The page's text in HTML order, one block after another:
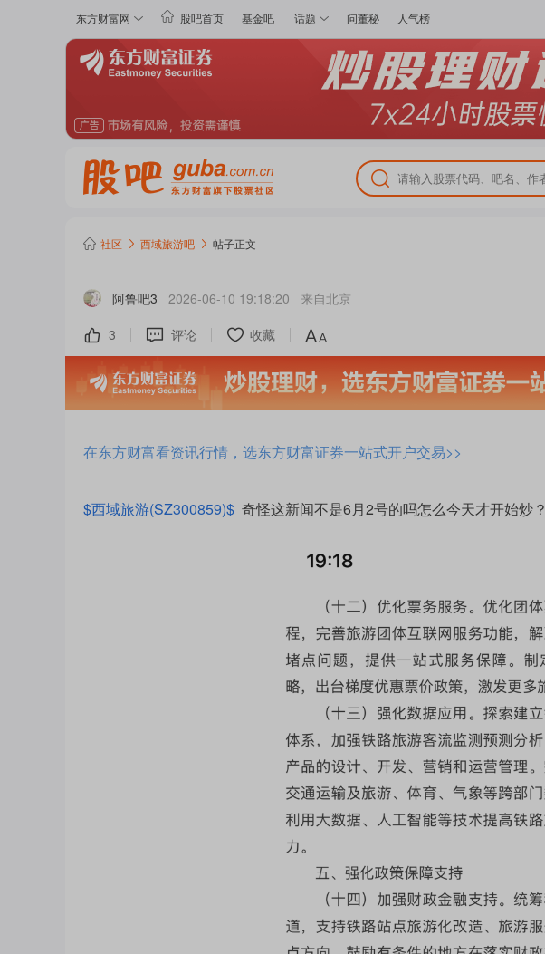
东方财富网 股吧首页 基金吧 话题 问董秘 人气榜
社区 西域旅游吧 帖子正文
阿鲁吧3 2026-06-10 19:18:20 来自北京
3
评论 收藏
在东方财富看资讯行情，选东方财富证券一站式开户交易>>
$西域旅游(SZ300859)$ 奇怪这新闻不是6月2号的吗怎么今天才开始炒？